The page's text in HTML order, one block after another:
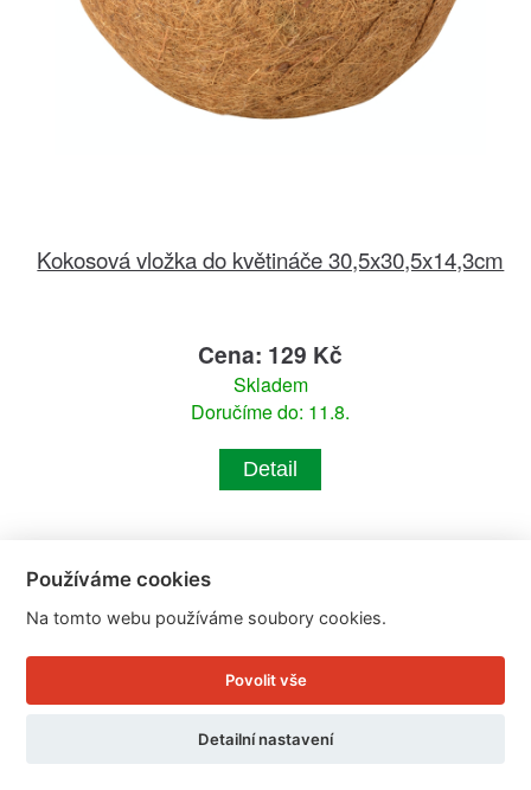
Kokosová vložka do květináče 30,5x30,5x14,3cm
Cena: 129 Kč
Skladem
Doručíme do: 11.8.
Detail
Používáme cookies
Na tomto webu používáme soubory cookies.
Povolit vše
Detailní nastavení